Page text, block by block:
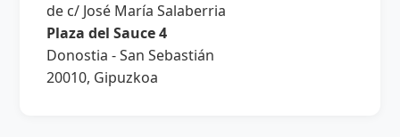
de c/ José María Salaberria
Plaza del Sauce 4
Donostia - San Sebastián
20010, Gipuzkoa